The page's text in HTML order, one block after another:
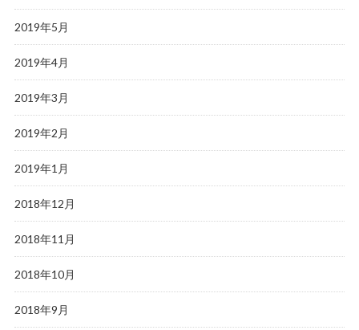
2019年5月
2019年4月
2019年3月
2019年2月
2019年1月
2018年12月
2018年11月
2018年10月
2018年9月